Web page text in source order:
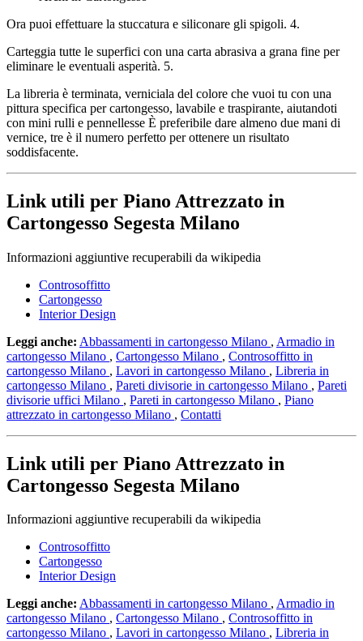
Ora puoi effettuare la stuccatura e siliconare gli spigoli. 4.
Carteggia tutte le superfici con una carta abrasiva a grana fine per
eliminare le eventuali asperità. 5.
La libreria è terminata, verniciala del colore che vuoi tu con una
pittura specifica per cartongesso, lavabile e traspirante, aiutandoti
con mini rulli e pennellesse È preferibile dare almeno due mani di
vernice, tre è il numero perfetto per ottenere un risultato
soddisfacente.
Link utili per Piano Attrezzato in
Cartongesso Segesta Milano
Informazioni aggiuntive recuperabili da wikipedia
Controsoffitto
Cartongesso
Interior Design
Leggi anche: Abbassamenti in cartongesso Milano , Armadio in
cartongesso Milano , Cartongesso Milano , Controsoffitto in
cartongesso Milano , Lavori in cartongesso Milano , Libreria in
cartongesso Milano , Pareti divisorie in cartongesso Milano , Pareti
divisorie uffici Milano , Pareti in cartongesso Milano , Piano
attrezzato in cartongesso Milano , Contatti
Link utili per Piano Attrezzato in
Cartongesso Segesta Milano
Informazioni aggiuntive recuperabili da wikipedia
Controsoffitto
Cartongesso
Interior Design
Leggi anche: Abbassamenti in cartongesso Milano , Armadio in
cartongesso Milano , Cartongesso Milano , Controsoffitto in
cartongesso Milano , Lavori in cartongesso Milano , Libreria in